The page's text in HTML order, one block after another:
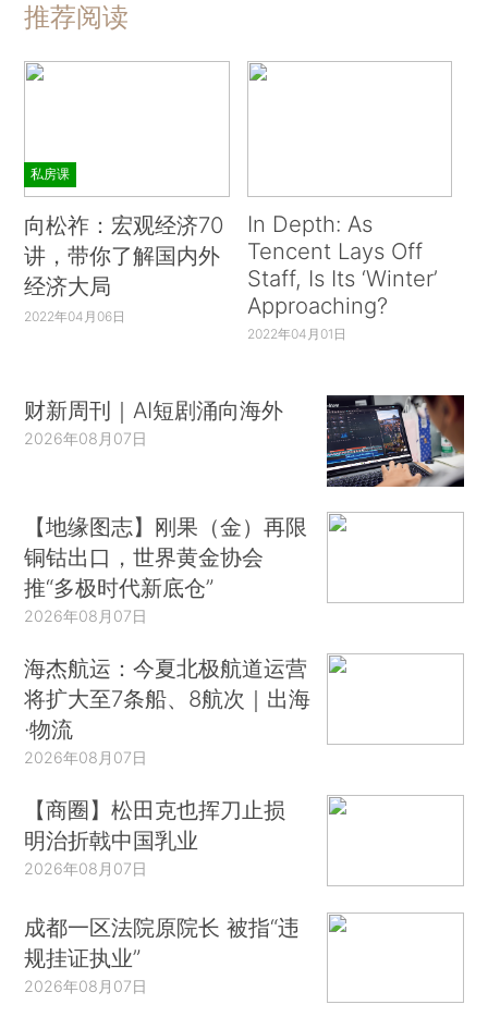
推荐阅读
私房课
向松祚：宏观经济70
讲，带你了解国内外
经济大局
2022年04月06日
In Depth: As
Tencent Lays Off
Staff, Is Its ‘Winter’
Approaching?
2022年04月01日
财新周刊｜AI短剧涌向海外
2026年08月07日
【地缘图志】刚果（金）再限
铜钴出口，世界黄金协会
推“多极时代新底仓”
2026年08月07日
海杰航运：今夏北极航道运营
将扩大至7条船、8航次｜出海
·物流
2026年08月07日
【商圈】松田克也挥刀止损
明治折戟中国乳业
2026年08月07日
成都一区法院原院长 被指“违
规挂证执业”
2026年08月07日